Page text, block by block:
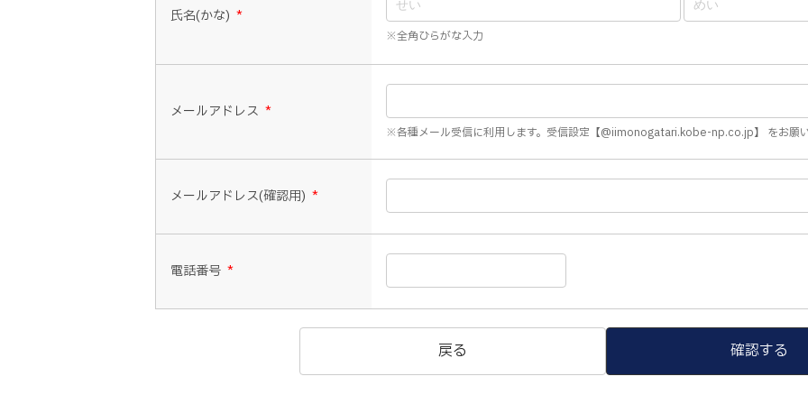
氏名(かな) *
※全角ひらがな入力
メールアドレス *
※各種メール受信に利用します。受信設定【@iimonogatari.kobe-np.co.jp】 をお願い
メールアドレス(確認用) *
電話番号 *
確認する
戻る